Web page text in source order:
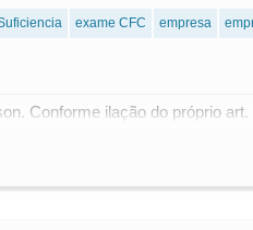
exame CFC empresa
Conforme ilação do próprio